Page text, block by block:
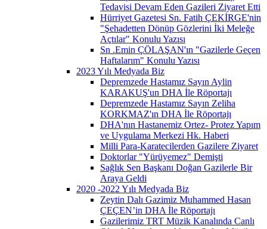
Tedavisi Devam Eden Gazileri Ziyaret Etti
Hürriyet Gazetesi Sn. Fatih ÇEKİRGE'nin
"Şehadetten Dönüp Gözlerini İki Meleğe
Açtılar" Konulu Yazısı
Sn .Emin ÇÖLAŞAN'ın "Gazilerle Geçen
Haftalarım" Konulu Yazısı
2023 Yılı Medyada Biz
Depremzede Hastamız Sayın Aylin
KARAKUŞ'un DHA İle Röportajı
Depremzede Hastamız Sayın Zeliha
KORKMAZ'ın DHA İle Röportajı
DHA'nın Hastanemiz Ortez- Protez Yapım
ve Uygulama Merkezi Hk. Haberi
Milli Para-Karatecilerden Gazilere Ziyaret
Doktorlar "Yürüyemez" Demişti
Sağlık Sen Başkanı Doğan Gazilerle Bir
Araya Geldi
2020 -2022 Yılı Medyada Biz
Zeytin Dalı Gazimiz Muhammed Hasan
ÇEÇEN’in DHA İle Röportajı
Gazilerimiz TRT Müzik Kanalında Canlı